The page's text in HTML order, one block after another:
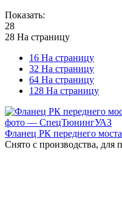
Показать:
28
28 На страницу
16 На страницу
32 На страницу
64 На страницу
128 На страницу
Фланец РК переднего
Снято с производства, для